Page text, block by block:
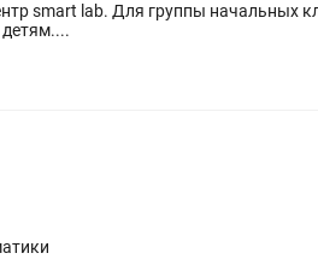
smart lab. Для группы начальных